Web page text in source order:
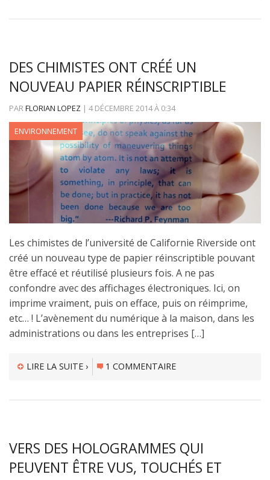
DES CHIMISTES ONT CRÉÉ UN
NOUVEAU PAPIER RÉINSCRIPTIBLE
PARFLORIAN LOPEZ | 4 DÉCEMBRE 2014À 0:34
ENVIRONNEMENT
Les chimistes de l’université de Californie Riverside ont
créé un nouveau type de papier réinscriptible pouvant
être effacé et réutilisé plusieurs fois. A ne pas
confondre avec des affichages électroniques. Ici, on
imprime vraiment, puis on efface, puis on réimprime,
etc… ! L’avènement du numérique à la maison, dans les
administrations ou dans les entreprises […]
LIRE LA SUITE › 1 COMMENTAIRE
VERS DES HOLOGRAMMES QUI
PEUVENT ÊTRE VUS, TOUCHÉS ET